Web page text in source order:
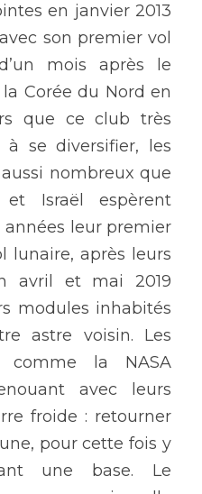
en janvier 2013
son premier vol
mois après le
Corée du Nord en
que ce club très
à se diversifier, les
nombreux que
et Israël espèrent
années leur premier
lunaire, après leurs
avril et mai 2019
modules inhabités
astre voisin. Les
comme la NASA
avec leurs
froide : retourner
pour cette fois y